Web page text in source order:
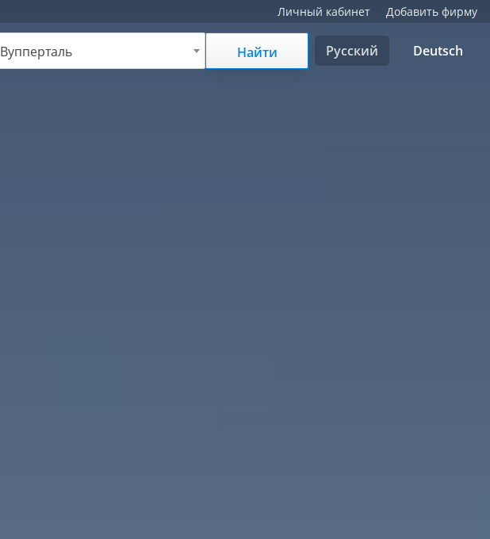
Личный кабинет Добавить фирму
Вупперталь Найти Русский Deutsch